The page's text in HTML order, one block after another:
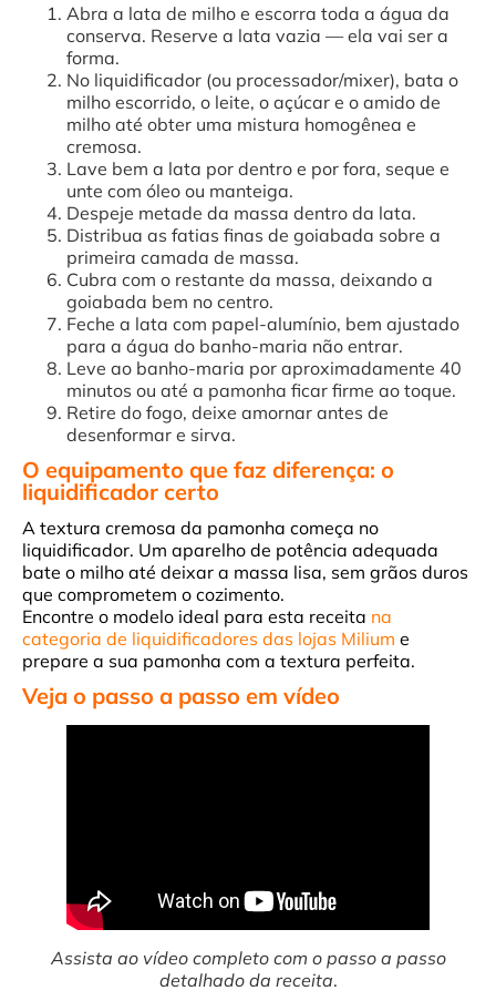
Abra a lata de milho e escorra toda a água da
conserva. Reserve a lata vazia — ela vai ser a
forma.
No liquidificador (ou processador/mixer), bata o
milho escorrido, o leite, o açúcar e o amido de
milho até obter uma mistura homogênea e
cremosa.
Lave bem a lata por dentro e por fora, seque e
unte com óleo ou manteiga.
Despeje metade da massa dentro da lata.
Distribua as fatias finas de goiabada sobre a
primeira camada de massa.
Cubra com o restante da massa, deixando a
goiabada bem no centro.
Feche a lata com papel-alumínio, bem ajustado
para a água do banho-maria não entrar.
Leve ao banho-maria por aproximadamente 40
minutos ou até a pamonha ficar firme ao toque.
Retire do fogo, deixe amornar antes de
desenformar e sirva.
O equipamento que faz diferença: o
liquidificador certo
A textura cremosa da pamonha começa no
liquidificador. Um aparelho de potência adequada
bate o milho até deixar a massa lisa, sem grãos duros
que comprometem o cozimento.
Encontre o modelo ideal para esta receita na
categoria de liquidificadores das lojas Milium e
prepare a sua pamonha com a textura perfeita.
Veja o passo a passo em vídeo
Assista ao vídeo completo com o passo a passo
detalhado da receita.